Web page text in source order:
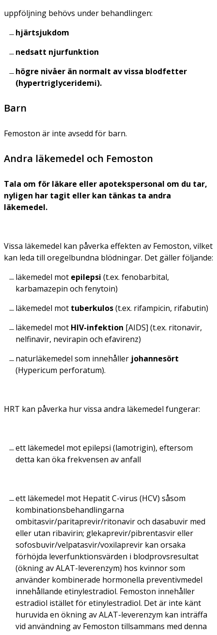
uppföljning behövs under behandlingen:
hjärtsjukdom
nedsatt njurfunktion
högre nivåer än normalt av vissa blodfetter
(hypertriglyceridemi).
Barn
Femoston är inte avsedd för barn.
Andra läkemedel och Femoston
Tala om för läkare eller apotekspersonal om du tar,
nyligen har tagit eller kan tänkas ta andra
läkemedel.
Vissa läkemedel kan påverka effekten av Femoston, vilket
kan leda till oregelbundna blödningar. Det gäller följande:
läkemedel mot epilepsi (t.ex. fenobarbital,
karbamazepin och fenytoin)
läkemedel mot tuberkulos(t.ex. rifampicin, rifabutin)
läkemedel mot HIV-infektion [AIDS] (t.ex. ritonavir,
nelfinavir, nevirapin och efavirenz)
naturläkemedel som innehåller johannesört
(Hypericum perforatum).
HRT kan påverka hur vissa andra läkemedel fungerar:
ett läkemedel mot epilepsi (lamotrigin), eftersom
detta kan öka frekvensen av anfall
ett läkemedel mot Hepatit C-virus (HCV) såsom
kombinationsbehandlingarna
ombitasvir/paritaprevir/ritonavir och dasabuvir med
eller utan ribavirin; glekaprevir/pibrentasvir eller
sofosbuvir/velpatasvir/voxilaprevir kan orsaka
förhöjda leverfunktionsvärden i blodprovsresultat
(ökning av ALAT-leverenzym) hos kvinnor som
använder kombinerade hormonella preventivmedel
innehållande etinylestradiol. Femoston innehåller
estradiol istället för etinylestradiol. Det är inte känt
huruvida en ökning av ALAT-leverenzym kan inträffa
vid användning av Femoston tillsammans med denna